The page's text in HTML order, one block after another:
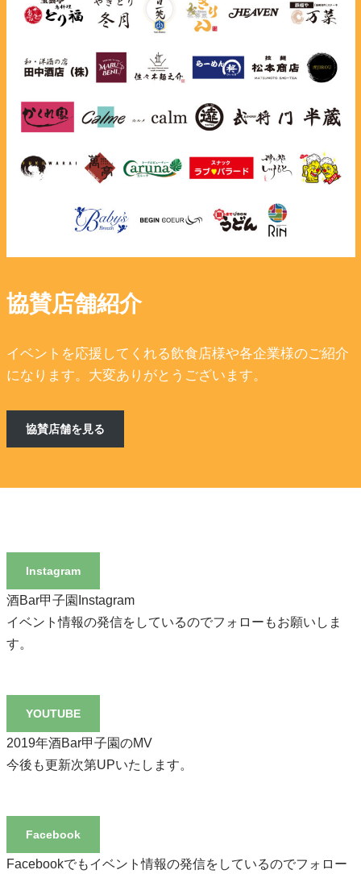
協賛店舗紹介
イベントを応援してくれる飲食店様や各企業様のご紹介
になります。大変ありがとうございます。
協賛店舗を見る
Instagram
酒Bar甲子園Instagram
イベント情報の発信をしているのでフォローもお願いしま
す。
YOUTUBE
2019年酒Bar甲子園のMV
今後も更新次第UPいたします。
Facebook
Facebookでもイベント情報の発信をしているのでフォロー